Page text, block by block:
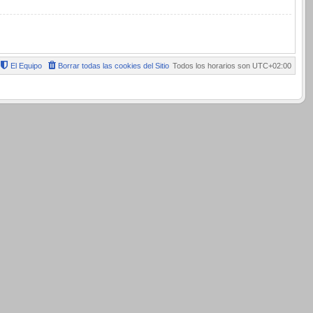
Todos los horarios son UTC+02:00
Borrar todas las cookies del Sitio
El Equipo